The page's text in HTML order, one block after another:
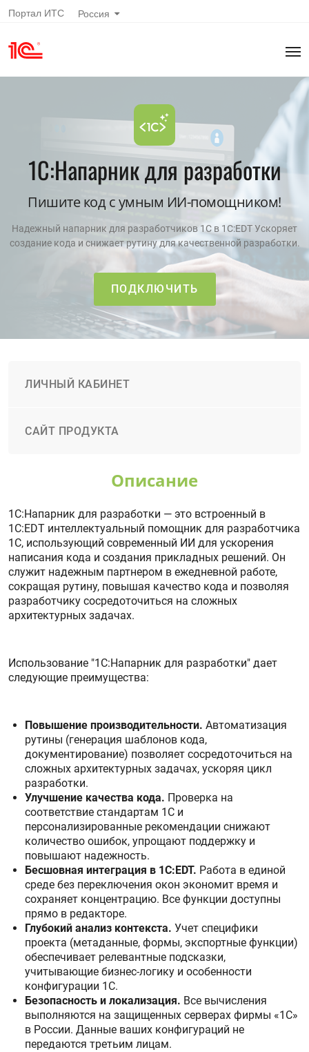
Портал ИТС Россия
1С:Напарник для разработки
Пишите код с умным ИИ-помощником!
Надежный напарник для разработчиков 1С в 1С:EDT Ускоряет
создание кода и снижает рутину для качественной разработки.
ПОДКЛЮЧИТЬ
ЛИЧНЫЙ КАБИНЕТ
САЙТ ПРОДУКТА
Описание
1С:Напарник для разработки — это встроенный в
1С:EDT интеллектуальный помощник для разработчика
1С, использующий современный ИИ для ускорения
написания кода и создания прикладных решений. Он
служит надежным партнером в ежедневной работе,
сокращая рутину, повышая качество кода и позволяя
разработчику сосредоточиться на сложных
архитектурных задачах.
Использование "1С:Напарник для разработки" дает
следующие преимущества:
Повышение производительности. Автоматизация
рутины (генерация шаблонов кода,
документирование) позволяет сосредоточиться на
сложных архитектурных задачах, ускоряя цикл
разработки.
Улучшение качества кода. Проверка на
соответствие стандартам 1С и
персонализированные рекомендации снижают
количество ошибок, упрощают поддержку и
повышают надежность.
Бесшовная интеграция в 1С:EDT. Работа в единой
среде без переключения окон экономит время и
сохраняет концентрацию. Все функции доступны
прямо в редакторе.
Глубокий анализ контекста. Учет специфики
проекта (метаданные, формы, экспортные функции)
обеспечивает релевантные подсказки,
учитывающие бизнес-логику и особенности
конфигурации 1С.
Безопасность и локализация. Все вычисления
выполняются на защищенных серверах фирмы «1С»
в России. Данные ваших конфигураций не
передаются третьим лицам.